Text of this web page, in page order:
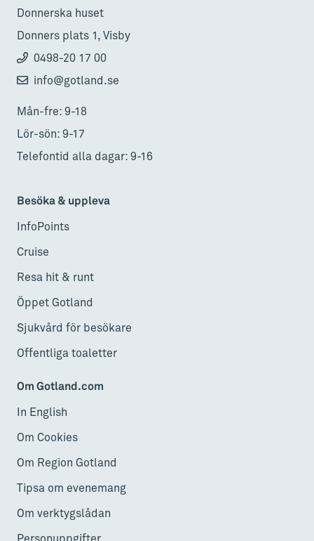
Donnerska huset
Donners plats 1, Visby
0498-20 17 00
info@gotland.se
Mån-fre: 9-18
Lör-sön: 9-17
Telefontid alla dagar: 9-16
Besöka & uppleva
InfoPoints
Cruise
Resa hit & runt
Öppet Gotland
Sjukvård för besökare
Offentliga toaletter
Om Gotland.com
In English
Om Cookies
Om Region Gotland
Tipsa om evenemang
Om verktygslådan